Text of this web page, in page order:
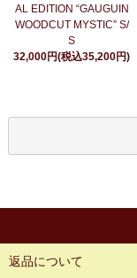
AL EDITION “GAUGUIN
WOODCUT MYSTIC” S/
S
32,000円(税込35,200円)
返品について